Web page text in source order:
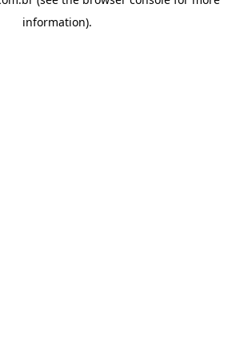
information).